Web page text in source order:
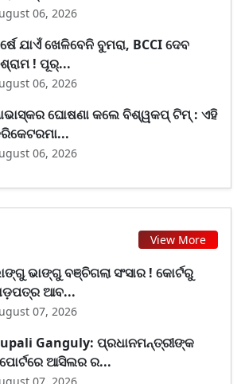
06, 2026
ଯାଏଁ ଖେଳିବେନି ବୁମରା, BCCI ଦେବ
! ପୂର୍...
06, 2026
ଘୋଷଣା କଲେ ବିଶ୍ୱକପ୍ ଟିମ୍ : ଏହି
06, 2026
View More
ଭାଙ୍ଗୁ ବଞ୍ଚିଗଲା ସଂସାର ! କୋର୍ଟରୁ
ଆବ...
07, 2026
Ganguly: ପ୍ରଧାନମନ୍ତ୍ରୀଙ୍କ
ଆସିଲର ର...